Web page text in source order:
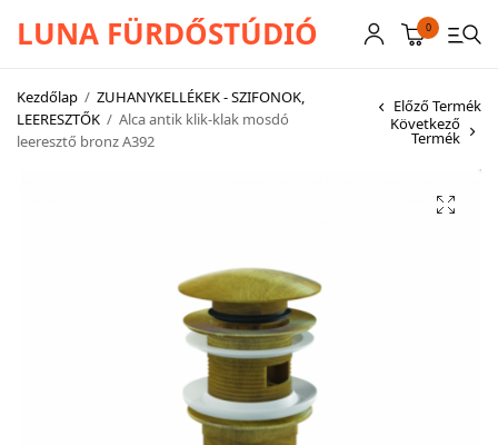
LUNA FÜRDŐSTÚDIÓ 0
Kezdőlap / ZUHANYKELLÉKEK - SZIFONOK,
LEERESZTŐK / Alca antik klik-klak mosdó
leeresztő bronz A392
Előző Termék
Következő
Termék
CSAPTELEPEK
KABINOK – TÁLCÁK
TOVÁBBI TERMÉKEK